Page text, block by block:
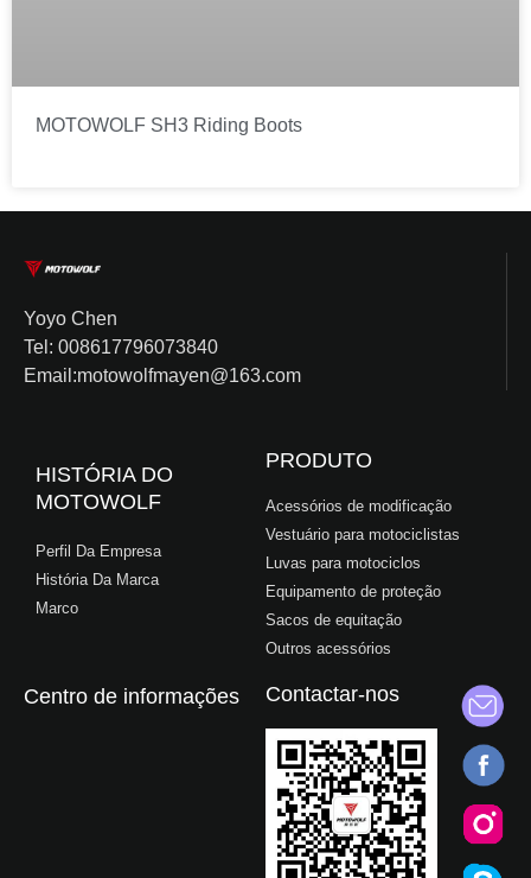
MOTOWOLF SH3 Riding Boots
Yoyo Chen
Tel: 008617796073840
Email:motowolfmayen@163.com
HISTÓRIA DO
MOTOWOLF
Perfil Da Empresa
História Da Marca
Marco
PRODUTO
Acessórios de modificação
Vestuário para motociclistas
Luvas para motociclos
Equipamento de proteção
Sacos de equitação
Outros acessórios
Centro de informações Contactar-nos